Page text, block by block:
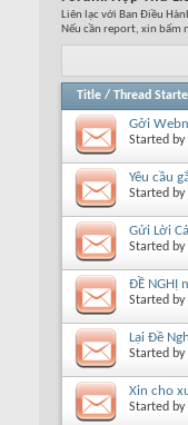
Liên lạc với Ban Điều
Nếu cần report, xin bấm
Title / Thread
Gởi
Started by
Yêu cầu
Started by
Gửi Lời
Started by
ĐỀ NGHỊ
Started by
Lại Đề
Started by
Xin cho
Started by